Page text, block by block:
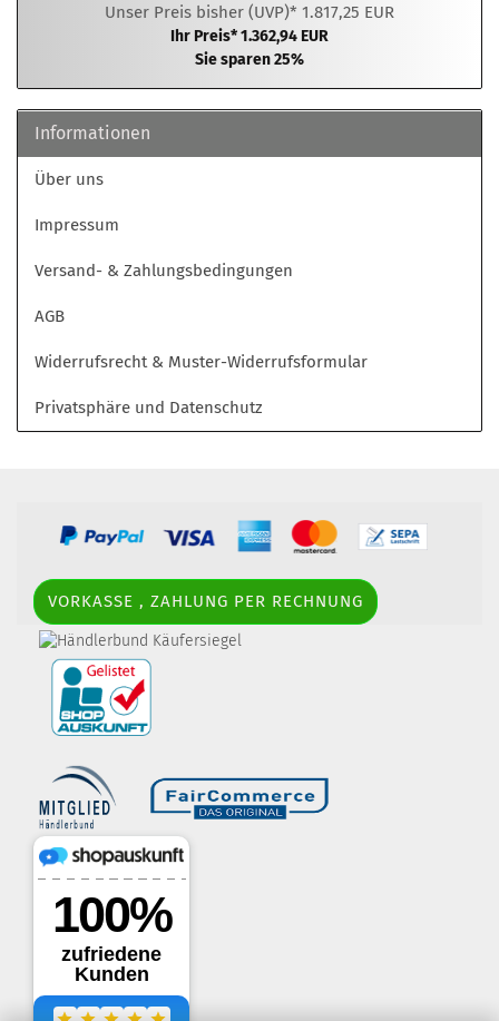
Unser Preis bisher (UVP)* 1.817,25 EUR
Ihr Preis* 1.362,94 EUR
Sie sparen 25%
Informationen
Über uns
Impressum
Versand- & Zahlungsbedingungen
AGB
Widerrufsrecht & Muster-Widerrufsformular
Privatsphäre und Datenschutz
VORKASSE , ZAHLUNG PER RECHNUNG